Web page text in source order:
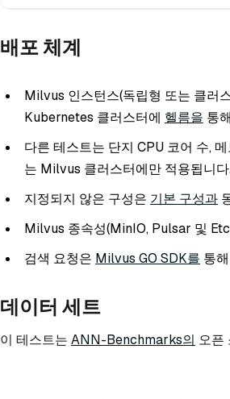
배포 체계
Milvus 인스턴스(독립형 또는 클러
Kubernetes 클러스터에 헬름을 통
다른 테스트는 단지 CPU 코어 수,
는 Milvus 클러스터에만 적용됩니
지정되지 않은 구성은 기본 구성과
Milvus 종속성(MinIO, Pulsar 및
검색 요청은 Milvus GO SDK를 통
데이터 세트
이 테스트는 ANN-Benchmarks의 오픈